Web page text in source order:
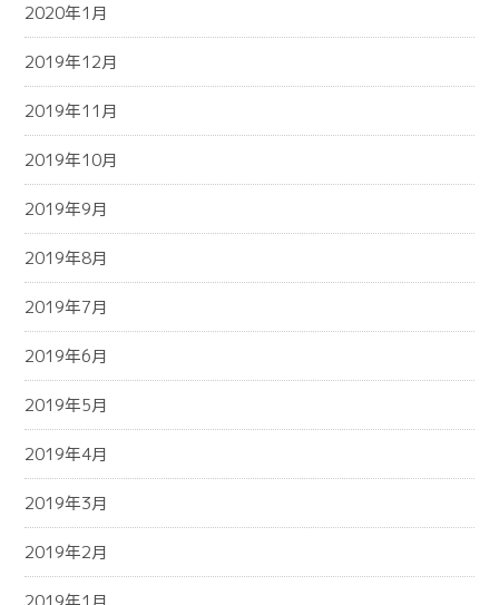
2020年1月
2019年12月
2019年11月
2019年10月
2019年9月
2019年8月
2019年7月
2019年6月
2019年5月
2019年4月
2019年3月
2019年2月